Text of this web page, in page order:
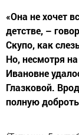
«Она не хочет
детстве, –
Скупо, как
Но, несмотря
Ивановне
Глазковой.
полную